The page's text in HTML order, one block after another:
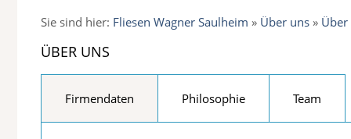
Sie sind hier: Fliesen Wagner Saulheim » Über uns » Über
ÜBER UNS
Firmendaten Philosophie Team